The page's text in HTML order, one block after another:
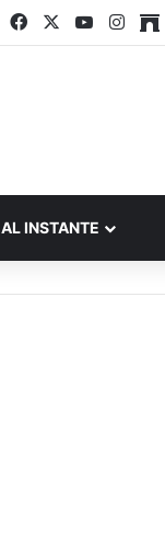
FacebookYouTube
AL INSTANTE